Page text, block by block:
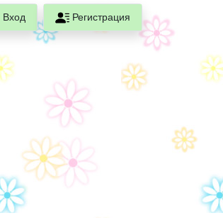
Вход Регистрация